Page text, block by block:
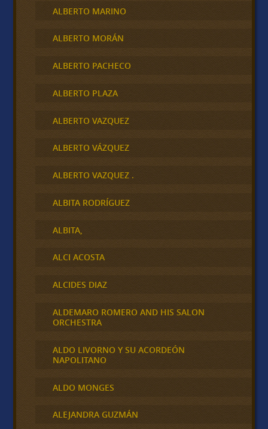
ALBERTO MARINO
ALBERTO MORÁN
ALBERTO PACHECO
ALBERTO PLAZA
ALBERTO VAZQUEZ
ALBERTO VÁZQUEZ
ALBERTO VAZQUEZ .
ALBITA RODRÍGUEZ
ALBITA,
ALCI ACOSTA
ALCIDES DIAZ
ALDEMARO ROMERO AND HIS SALON
ORCHESTRA
ALDO LIVORNO Y SU ACORDEÓN
NAPOLITANO
ALDO MONGES
ALEJANDRA GUZMÁN